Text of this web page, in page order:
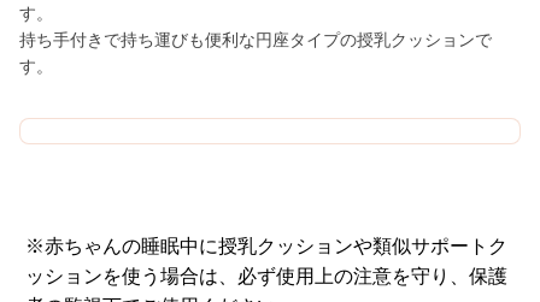
す。
持ち手付きで持ち運びも便利な円座タイプの授乳クッションで
す。
※赤ちゃんの睡眠中に授乳クッションや類似サポートク
ッションを使う場合は、必ず使用上の注意を守り、保護